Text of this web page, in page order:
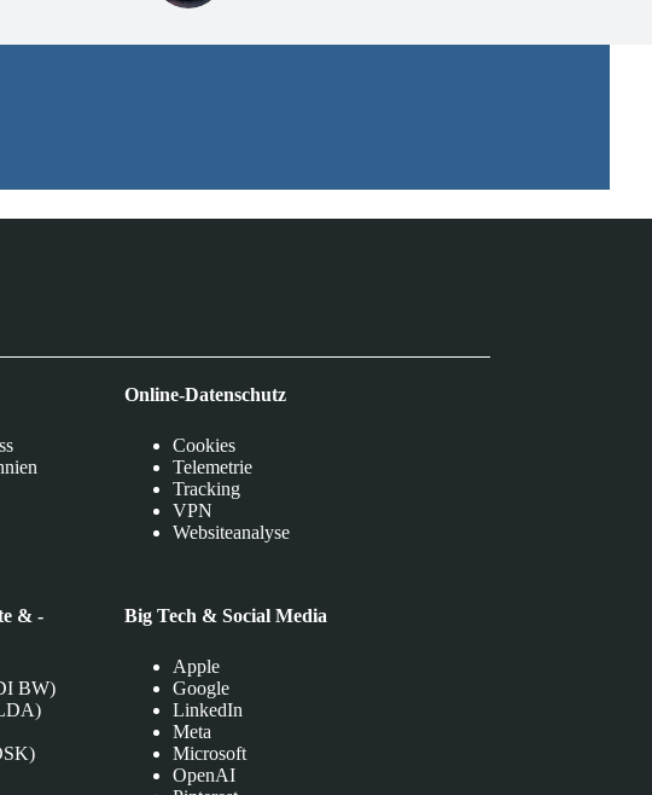
& -
BW)
Online-Datenschutz
Cookies
Telemetrie
Tracking
VPN
Websiteanalyse
Big Tech & Social Media
Apple
Google
LinkedIn
Meta
Microsoft
OpenAI